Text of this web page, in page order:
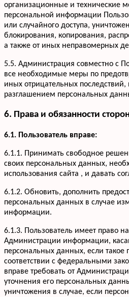
организационные и технические
персональной информации
или случайного доступа,
блокирования, копирования,
а также от иных неправомерных
5.5. Администрация совместно с
все необходимые меры по
иных отрицательных
разглашением персональных
6. Права и обязанности
6.1. Пользователь вправе:
6.1.1. Принимать свободное
своих персональных данных,
использования сайта , и давать
6.1.2. Обновить, дополнить
персональных данных в случае
информации.
6.1.3. Пользователь имеет право
Администрации информации,
персональных данных, если такое
соответствии с федеральными
вправе требовать от
уточнения его персональных
уничтожения в случае, если